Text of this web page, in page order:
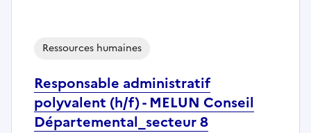
Responsable administratif
polyvalent (h/f) - MELUN Conseil
Départemental_secteur 8
Ressources humaines